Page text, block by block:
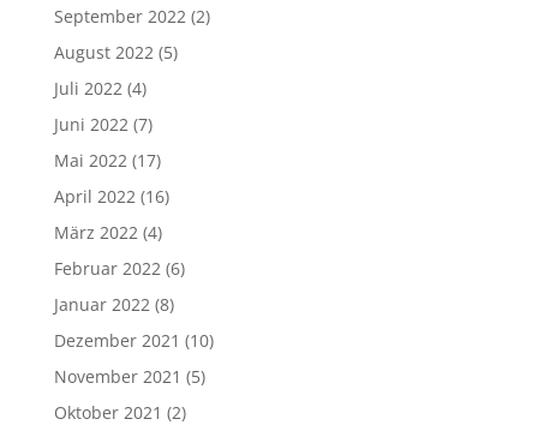
September 2022 (2)
August 2022 (5)
Juli 2022 (4)
Juni 2022 (7)
Mai 2022 (17)
April 2022 (16)
März 2022 (4)
Februar 2022 (6)
Januar 2022 (8)
Dezember 2021 (10)
November 2021 (5)
Oktober 2021 (2)